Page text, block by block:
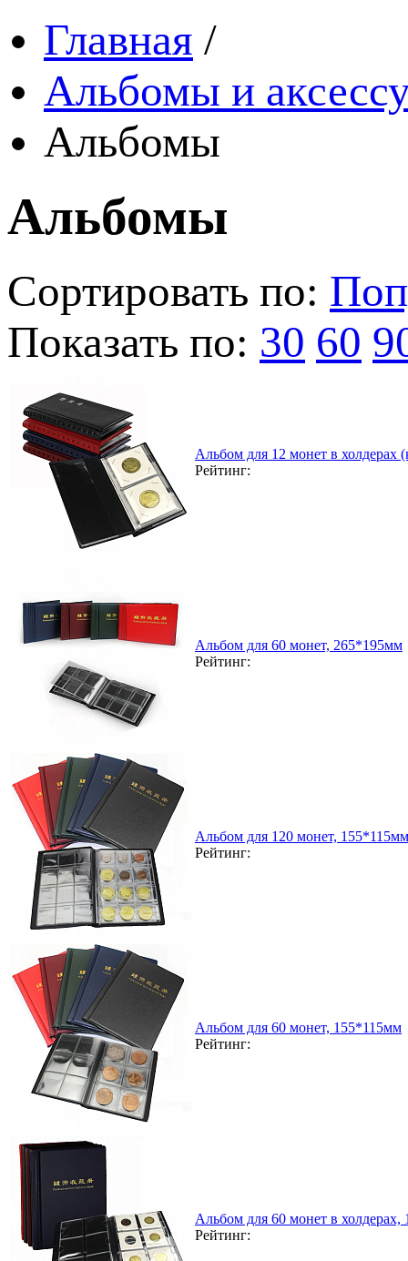
Главная /
Альбомы и
Альбомы
Альбомы
Сортировать по:
Показать по: 30 60
Альбом для 12 монет в
Рейтинг:
Альбом для 60 монет, 265*195мм
Рейтинг:
Альбом для 120 монет, 155*115мм
Рейтинг:
Альбом для 60 монет, 155*115мм
Рейтинг:
Альбом для 60 монет в
Рейтинг: